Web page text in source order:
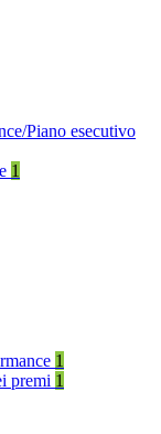
Piano esecutivo
1
1
premi 1